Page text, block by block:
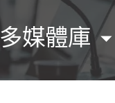
多媒體庫